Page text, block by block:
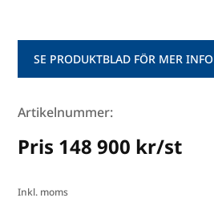
SE PRODUKTBLAD FÖR MER INFO
Artikelnummer:
Pris 148 900 kr/st
Inkl. moms